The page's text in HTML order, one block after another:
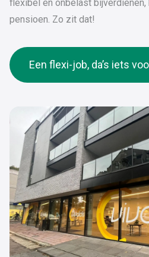
flexibel en onbelast
pensioen. Zo zit dat!
Een flexi-job, da’s iets